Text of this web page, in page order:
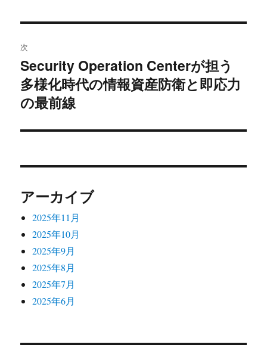
稿
ナ
ビ
ゲ
ー
シ
ョ
ン
次
次
の
投
Security Operation Centerが担う
多様化時代の情報資産防衛と即応力
の最前線
アーカイブ
2025年11月
2025年10月
2025年9月
2025年8月
2025年7月
2025年6月